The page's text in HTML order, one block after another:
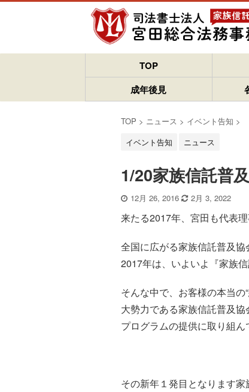
TOP
成年後見
TOP > ニュース > イベント告知 >
イベント告知
ニュース
1/20家族信託普
12月 26, 2016 2月 3, 2022
来たる2017年、宮田も代表
全国に広がる家族信託普及
2017年は、いよいよ『家族
そんな中で、お客様の本当の
大勢力である家族信託普及
プログラムの提供に取り組ん
その新年１発目となります家